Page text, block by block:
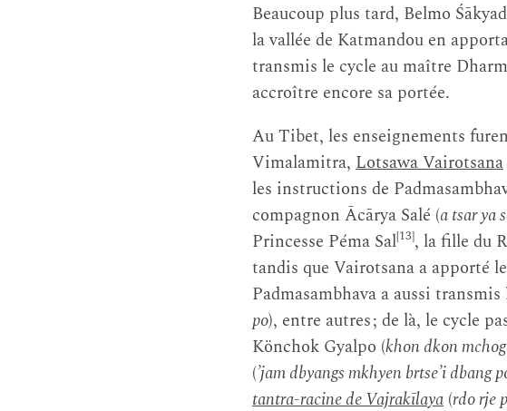
Beaucoup plus tard, Belmo
la vallée de Katmandou en
transmis le cycle au maître
accroître encore sa portée.
Au Tibet, les enseignements
Vimalamitra, Lotsawa Vairotsana
les instructions de
compagnon Ācārya Salé (a tsar ya
Princesse Péma Sal[13], la fille du
tandis que Vairotsana a apporté
Padmasambhava a aussi
po), entre autres ; de là, le cycle
Könchok Gyalpo (khon dkon
(’jam dbyangs mkhyen brtse’i dbang
tantra-racine de Vajrakīlaya (rdo rje